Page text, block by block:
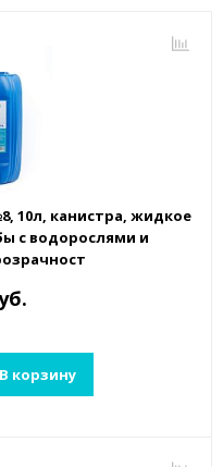
10л, канистра, жидкое
с водорослями и
В корзину